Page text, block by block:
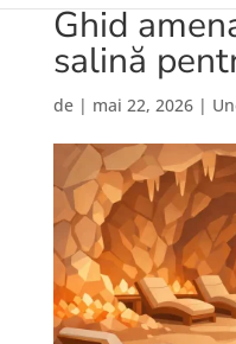
Ghid
salină
de | mai 22, 2026|